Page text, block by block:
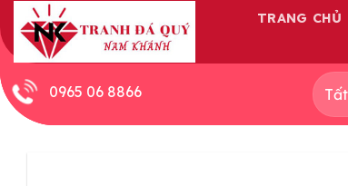
to
content
TRANG CHỦ
0965 06 8866